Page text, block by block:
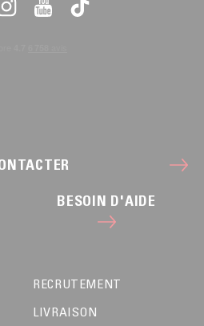
BESOIN D'AIDE
RECRUTEMENT
LIVRAISON